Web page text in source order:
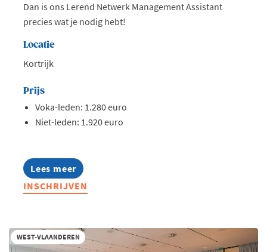
Dan is ons Lerend Netwerk Management Assistant
precies wat je nodig hebt!
Locatie
Kortrijk
Prijs
Voka-leden: 1.280 euro
Niet-leden: 1.920 euro
Lees meer
about
Lerend
Netwerk
INSCHRIJVEN
WEST-VLAANDEREN